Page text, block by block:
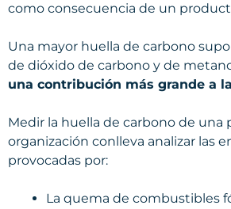
como consecuencia de un
Una mayor huella de carbono
de dióxido de carbono y de
una contribución más grande a
Medir la huella de carbono de una
organización conlleva analizar las
provocadas por:
La quema de combustibles